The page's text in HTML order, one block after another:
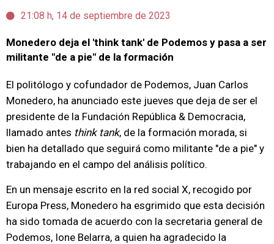
21:08 h, 14 de septiembre de 2023
Monedero deja el 'think tank' de Podemos y pasa a ser
militante "de a pie" de la formación
El politólogo y cofundador de Podemos, Juan Carlos
Monedero, ha anunciado este jueves que deja de ser el
presidente de la Fundación República & Democracia,
llamado antes think tank, de la formación morada, si
bien ha detallado que seguirá como militante "de a pie" y
trabajando en el campo del análisis político.
En un mensaje escrito en la red social X, recogido por
Europa Press, Monedero ha esgrimido que esta decisión
ha sido tomada de acuerdo con la secretaria general de
Podemos, Ione Belarra, a quien ha agradecido la